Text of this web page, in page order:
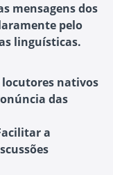
mensagens dos
pelo
linguísticas.
nativos
das
a